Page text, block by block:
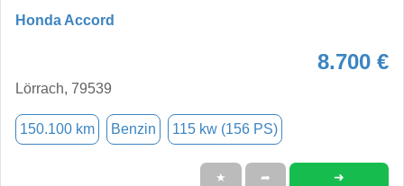
Honda Accord
8.700 €
Lörrach, 79539
150.100 km Benzin 115 kw (156 PS)
★ ➦ ➜